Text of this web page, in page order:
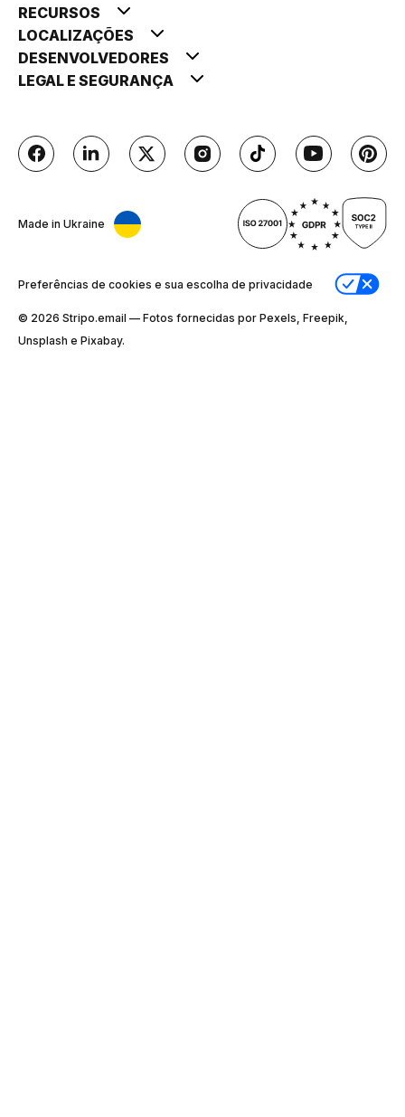
RECURSOS
LOCALIZAÇÕES
DESENVOLVEDORES
LEGAL E SEGURANÇA
Made in Ukraine
Preferências de cookies e sua escolha de privacidade
© 2026 Stripо.email — Fotos fornecidas por Pexels, Freepik,
Unsplash e Pixabay.